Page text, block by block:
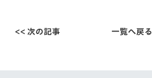
<< 次の記事 一覧へ戻る